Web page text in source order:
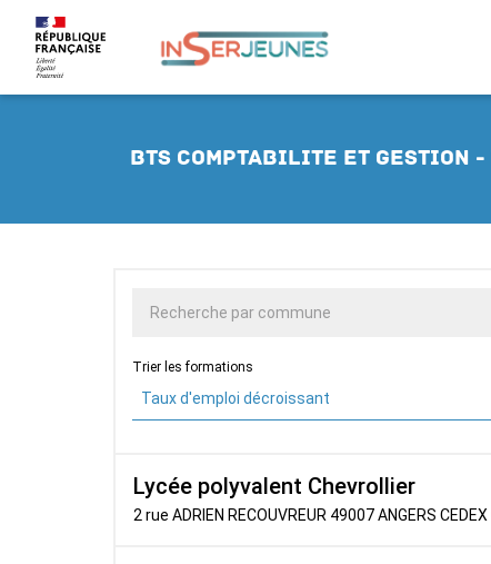
BTS comptabilite et gestion
Trier les formations
Taux d'emploi décroissant
Lycée polyvalent Chevrollier
2 rue ADRIEN RECOUVREUR 49007 ANGERS CEDEX